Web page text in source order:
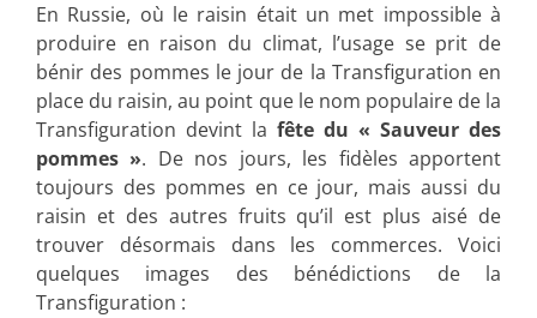
En Russie, où le raisin était un met impossible à
produire en raison du climat, l’usage se prit de
bénir des pommes le jour de la Transfiguration en
place du raisin, au point que le nom populaire de la
Transfiguration devint la fête du « Sauveur des
pommes ». De nos jours, les fidèles apportent
toujours des pommes en ce jour, mais aussi du
raisin et des autres fruits qu’il est plus aisé de
trouver désormais dans les commerces. Voici
quelques images des bénédictions de la
Transfiguration :